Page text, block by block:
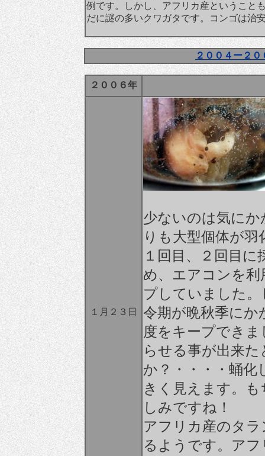
例です。しかし、アフリカ産ということ
だに謎の多いクワガタです。コンゴは治
２００４ー２
２００６年
１月２３日
少ないのは気に
りも大型個体が
１回目、２回目
め、エアコンを利
プしていました
令期が晩秋季にか
度をキープでき
らせる事が出来
か？・・・・蛹
きく見えます。
しみですね！
アフリカ産のタ
るようです。ア